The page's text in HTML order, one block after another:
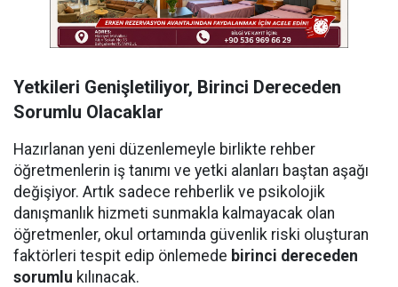
Yetkileri Genişletiliyor, Birinci Dereceden
Sorumlu Olacaklar
Hazırlanan yeni düzenlemeyle birlikte rehber
öğretmenlerin iş tanımı ve yetki alanları baştan aşağı
değişiyor. Artık sadece rehberlik ve psikolojik
danışmanlık hizmeti sunmakla kalmayacak olan
öğretmenler, okul ortamında güvenlik riski oluşturan
faktörleri tespit edip önlemede birinci dereceden
sorumlu kılınacak.